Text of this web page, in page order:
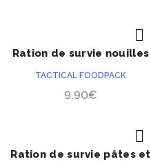
ACHETER
Ration de survie nouilles
TACTICAL FOODPACK
9.90€
ACHETER
Ration de survie pâtes et